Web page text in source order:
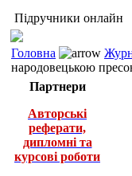
Підручники онлайн
Головна
народовецькою
Партнери
Авторські
реферати,
дипломні та
курсові роботи